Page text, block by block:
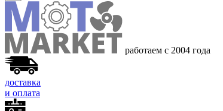
работаем с 2004 года
доставка
и оплата